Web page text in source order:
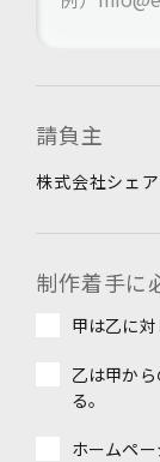
請負主
株式会社シェ
制作着手に
甲は乙に対
乙は甲か
る。
ホームペ